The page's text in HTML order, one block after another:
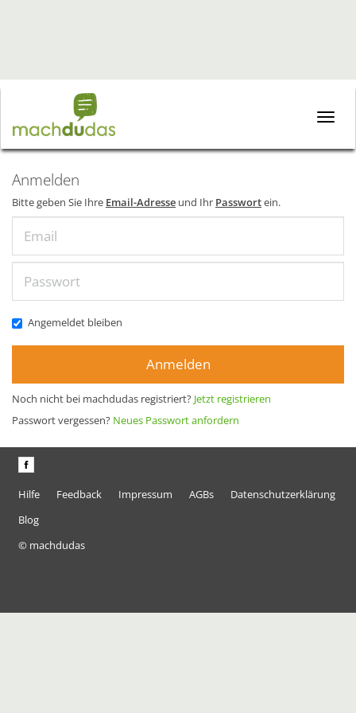
Toggle
Anmelden
Bitte geben Sie Ihre Email-Adresse und Ihr Passwortein.
Angemeldet bleiben
Anmelden
Noch nicht bei machdudas registriert? Jetzt registrieren
Passwort vergessen? Neues Passwort anfordern
Hilfe Feedback Impressum AGBs
Datenschutzerklärung
Blog
© machdudas